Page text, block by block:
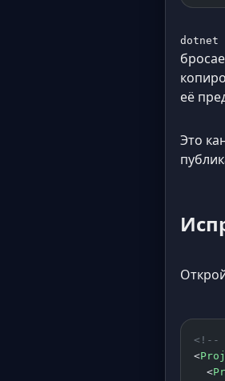
dotnet
её
Это
<!--
<
  <